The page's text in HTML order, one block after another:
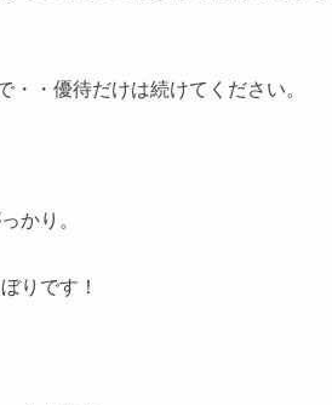
・優待だけは続けてください。
かり。
りです！